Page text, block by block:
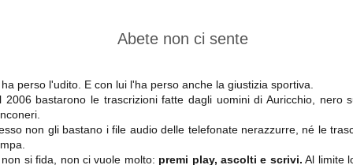
Abete non ci sente
perso l'udito. E con lui l'ha perso anche la giustizia sportiva.
2006 bastarono le trascrizioni fatte dagli uomini di Auricchio, nero
non gli bastano i file audio delle telefonate nerazzurre, né le
si fida, non ci vuole molto: premi play, ascolti e scrivi. Al limite
dell’estate 2006, sembrava
il corso degli eventi che si
condannando irreversibilmente.
SEP
15
Manchester City -
Juventus 1-2
Manchester conquistandosi tre
12
La Juventus esce con un